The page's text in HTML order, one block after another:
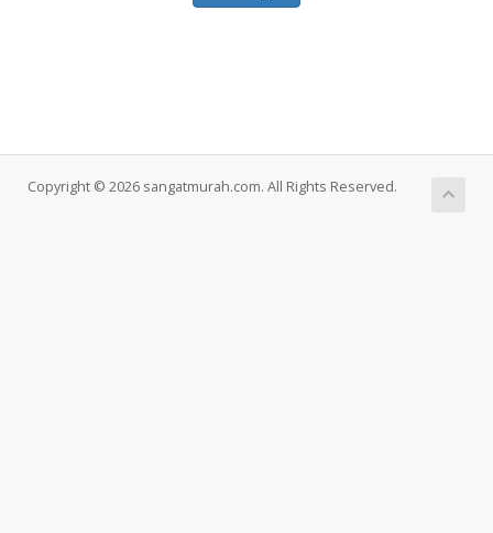
Copyright © 2026 sangatmurah.com. All Rights Reserved.